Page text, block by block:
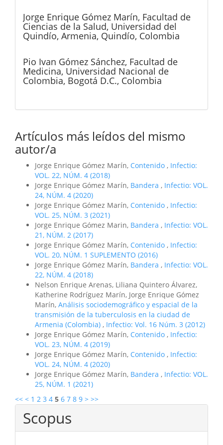
Jorge Enrique Gómez Marín, Facultad de
Ciencias de la Salud, Universidad del
Quindío, Armenia, Quindío, Colombia
Pio Ivan Gómez Sánchez, Facultad de
Medicina, Universidad Nacional de
Colombia, Bogotá D.C., Colombia
Artículos más leídos del mismo
autor/a
Jorge Enrique Gómez Marín, Contenido , Infectio:
VOL. 22, NÚM. 4 (2018)
Jorge Enrique Gómez Marín, Bandera , Infectio: VOL.
24, NÚM. 4 (2020)
Jorge Enrique Gómez Marín, Contenido , Infectio:
VOL. 25, NÚM. 3 (2021)
Jorge Enrique Gómez Marin, Bandera , Infectio: VOL.
21, NÚM. 2 (2017)
Jorge Enrique Gómez Marín, Contenido , Infectio:
VOL. 20, NÚM. 1 SUPLEMENTO (2016)
Jorge Enrique Gómez Marín, Bandera , Infectio: VOL.
22, NÚM. 4 (2018)
Nelson Enrique Arenas, Liliana Quintero Álvarez,
Katherine Rodríguez Marín, Jorge Enrique Gómez
Marín, Análisis sociodemográfico y espacial de la
transmisión de la tuberculosis en la ciudad de
Armenia (Colombia) , Infectio: Vol. 16 Núm. 3 (2012)
Jorge Enrique Gómez Marín, Contenido , Infectio:
VOL. 23, NÚM. 4 (2019)
Jorge Enrique Gómez Marín, Contenido , Infectio:
VOL. 24, NÚM. 4 (2020)
Jorge Enrique Gómez Marín, Bandera , Infectio: VOL.
25, NÚM. 1 (2021)
<< < 1 2 3 4 5 6 7 8 9 > >>
Scopus